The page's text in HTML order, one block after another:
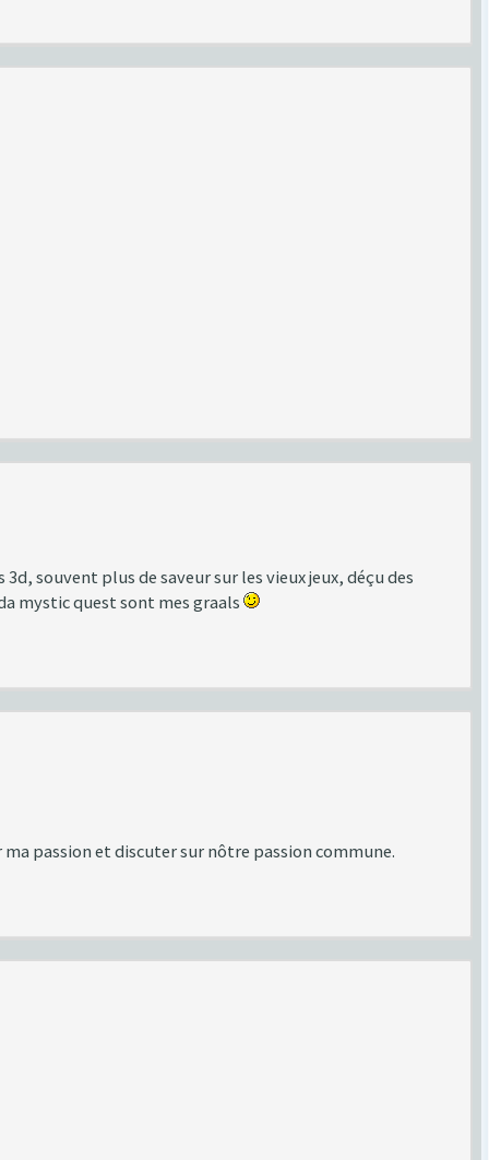
souvent plus de saveur sur les vieux jeux, déçu des
mystic quest sont mes graals
passion et discuter sur nôtre passion commune.